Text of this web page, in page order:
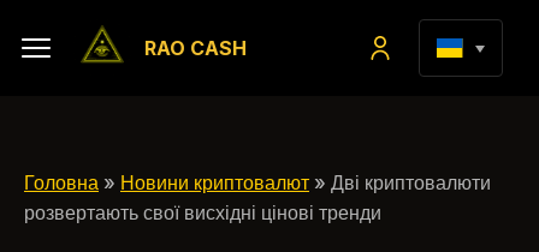
RAO CASH
Головна » Новини криптовалют » Дві криптовалюти
розвертають свої висхідні цінові тренди